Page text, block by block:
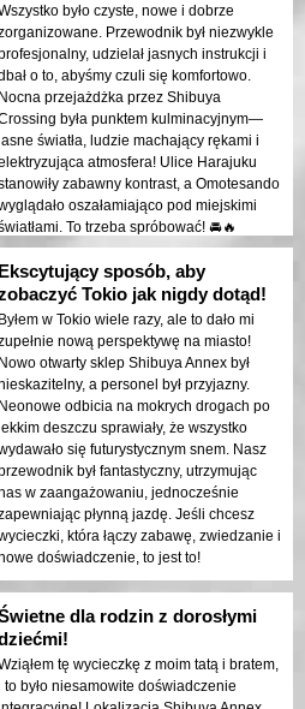
było czyste, nowe i dobrze
Przewodnik był niezwykle
udzielał jasnych instrukcji i
o to, abyśmy czuli się komfortowo.
Nocna przejażdżka przez Shibuya
była punktem kulminacyjnym—
światła, ludzie machający rękami i
atmosfera! Ulice Harajuku
zabawny kontrast, a Omotesando
oszałamiająco pod miejskimi
To trzeba spróbować! 🚘🔥
Ekscytujący sposób, aby
Tokio jak nigdy dotąd!
Byłem w Tokio wiele razy, ale to dało mi
nową perspektywę na miasto!
Nowo otwarty sklep Shibuya Annex był
a personel był przyjazny.
Neonowe odbicia na mokrych drogach po
lekkim deszczu sprawiały, że wszystko
się futurystycznym snem. Nasz
był fantastyczny, utrzymując
w zaangażowaniu, jednocześnie
płynną jazdę. Jeśli chcesz
która łączy zabawę, zwiedzanie i
doświadczenie, to jest to!
dla rodzin z dorosłymi
tę wycieczkę z moim tatą i bratem,
to było niesamowite doświadczenie